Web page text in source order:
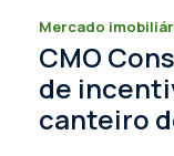
Mercado
CMO
de
canteiro